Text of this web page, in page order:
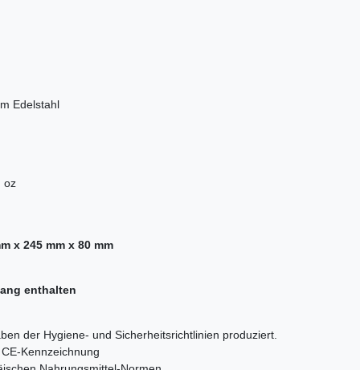
Edelstahl
oz
x 245 mm x 80 mm
enthalten
der Hygiene- und Sicherheitsrichtlinien produziert.
Kennzeichnung